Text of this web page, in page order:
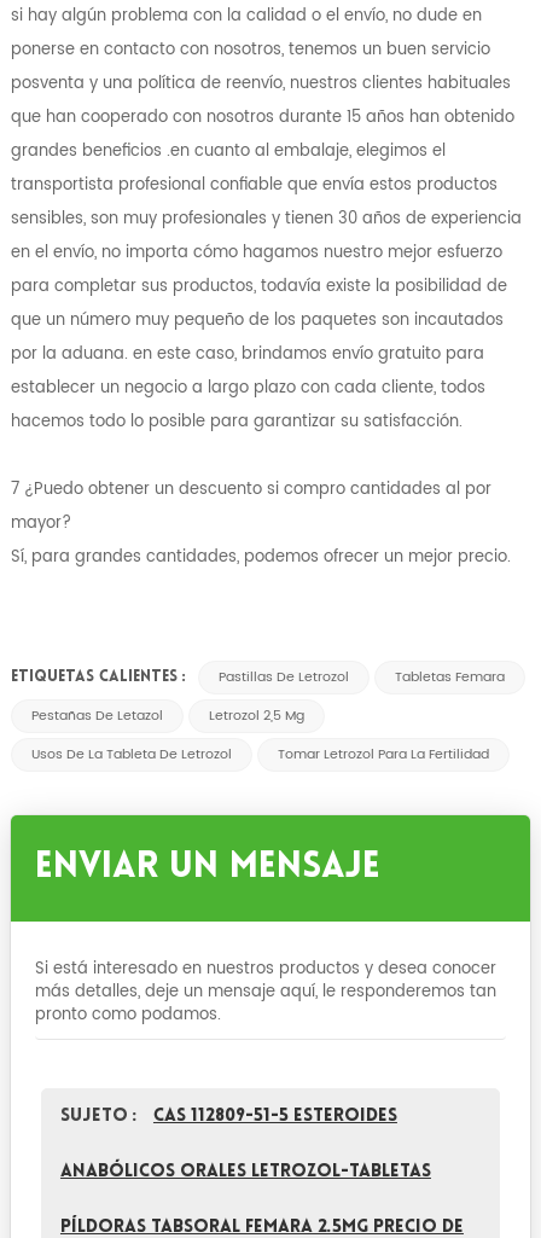
si hay algún problema con la calidad o el envío, no dude en
ponerse en contacto con nosotros, tenemos un buen servicio
posventa y una política de reenvío, nuestros clientes habituales
que han cooperado con nosotros durante 15 años han obtenido
grandes beneficios .en cuanto al embalaje, elegimos el
transportista profesional confiable que envía estos productos
sensibles, son muy profesionales y tienen 30 años de experiencia
en el envío, no importa cómo hagamos nuestro mejor esfuerzo
para completar sus productos, todavía existe la posibilidad de
que un número muy pequeño de los paquetes son incautados
por la aduana. en este caso, brindamos envío gratuito para
establecer un negocio a largo plazo con cada cliente, todos
hacemos todo lo posible para garantizar su satisfacción.
7 ¿Puedo obtener un descuento si compro cantidades al por
mayor?
Sí, para grandes cantidades, podemos ofrecer un mejor precio.
ETIQUETAS CALIENTES : Pastillas De Letrozol
Tabletas Femara
Pestañas De Letazol
Letrozol 2,5 Mg
Usos De La Tableta De Letrozol
Tomar Letrozol Para La Fertilidad
Enviar Un Mensaje
Si está interesado en nuestros productos y desea conocer
más detalles, deje un mensaje aquí, le responderemos tan
pronto como podamos.
Sujeto : CAS 112809-51-5 esteroides
anabólicos orales Letrozol-tabletas
píldoras tabsoral femara 2.5mg precio de